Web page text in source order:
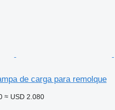
de carga para remolque
≈ USD 2.080